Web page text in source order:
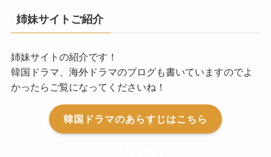
姉妹サイトご紹介
姉妹サイトの紹介です！
韓国ドラマ、海外ドラマのブログも書いていますのでよ
かったらご覧になってくださいね！
韓国ドラマのあらすじはこちら